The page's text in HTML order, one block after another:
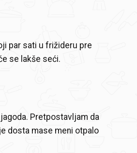
par sati u frižideru pre
se lakše seći.
Pretpostavljam da
dosta mase meni otpalo